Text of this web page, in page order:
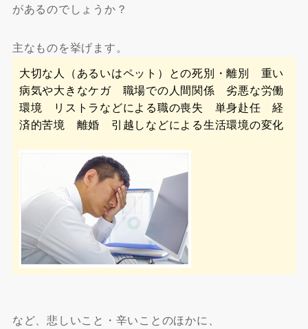
があるのでしょうか？
主なものを挙げます。
大切な人（あるいはペット）との死別・離別 重い
病気や大きなケガ 職場での人間関係 劣悪な労働
環境 リストラなどによる職の喪失 単身赴任 経
済的苦境 離婚 引越しなどによる生活環境の変化
など、悲しいこと・辛いことのほかに、